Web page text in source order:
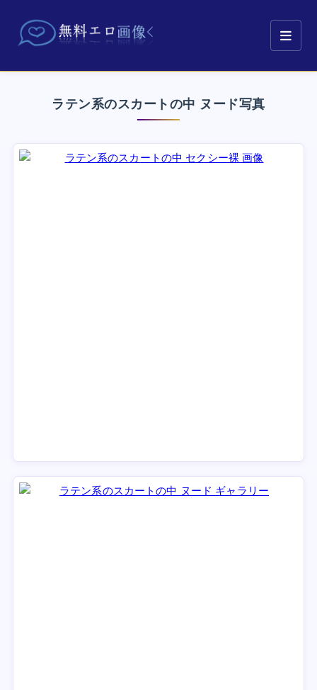
ラテン系のスカートの中 ヌード写真